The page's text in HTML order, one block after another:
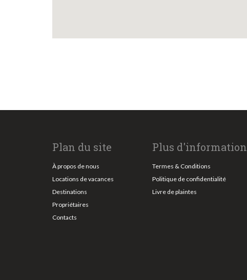
Plan du site
À propos de nous
Locations de vacances
Destinations
Propriétaires
Contacts
Plus d'information
Termes & Conditions
Politique de confidentialité
Livre de plaintes